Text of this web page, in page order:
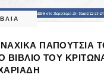
ΠΑΠΟΥΤΣΙΑ
ΒΙΒΛΙΟ ΤΟΥ